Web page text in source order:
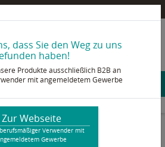
+49 2473 92 78 - 0
Konto & Login
Laminiertisch
dass Sie den Weg zu uns
haben!
Produkte ausschließlich B2B an
mit angemeldetem Gewerbe
Zur Webseite
Verwender mit
Gewerbe